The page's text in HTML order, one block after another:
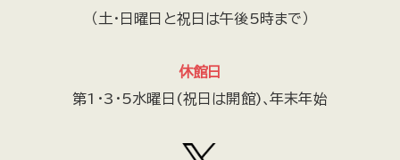
（土・日曜日と祝日は午後5時まで）
休館日
第1・3・5水曜日(祝日は開館)､年末年始